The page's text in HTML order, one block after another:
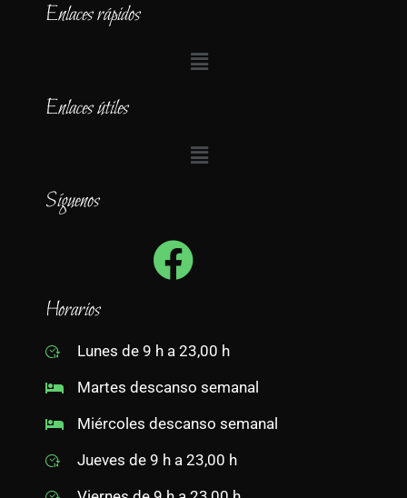
Enlaces rápidos
Enlaces útiles
Síguenos
Horarios
Lunes de 9 h a 23,00 h
Martes descanso semanal
Miércoles descanso semanal
Jueves de 9 h a 23,00 h